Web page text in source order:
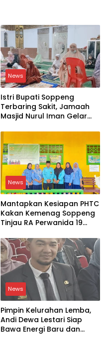
News
Istri Bupati Soppeng
Terbaring Sakit, Jamaah
Masjid Nurul Iman Gelar
News
Mantapkan Kesiapan PHTC
Kakan Kemenag Soppeng
Tinjau RA Perwanida 19
News
Pimpin Kelurahan Lemba,
Andi Dewa Lestari Siap
Bawa Energi Baru dan